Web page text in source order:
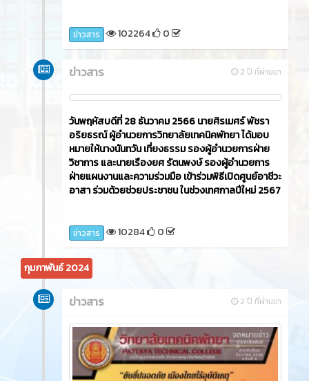
ข่าวสาร 102264 0
2 ปี ที่ผ่านมา
ข่าวสาร
วันพฤหัสบดีที่ 28 ธันวาคม 2566 นายศิรเมศร์ พัชรา
อริยธรณ์ ผู้อำนวยการวิทยาลัยเทคนิคพัทยา ได้มอบ
หมายให้นางนันทวัน เที่ยงธรรม รองผู้อำนวยการฝ่าย
วิชาการ และนายเรืองยศ รัตนพงษ์ รองผู้อำนวยการ
ฝ่ายแผนงานและความร่วมมือ เข้าร่วมพิธีเปิดศูนย์อาชีวะ
อาสา ร่วมด้วยช่วยประชาชน ในช่วงเทศกาลปีใหม่ 2567
ข่าวสาร 10284 0
กุมภาพันธ์ 2024
2 ปี ที่ผ่านมา
ข่าวสาร